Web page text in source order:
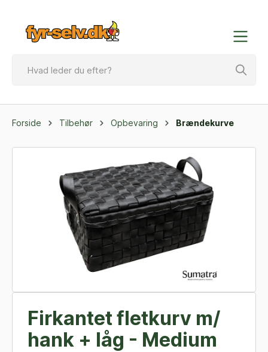
Forside Tilbehør Opbevaring Brændekurve
Firkantet fletkurv m/
hank + låg - Medium